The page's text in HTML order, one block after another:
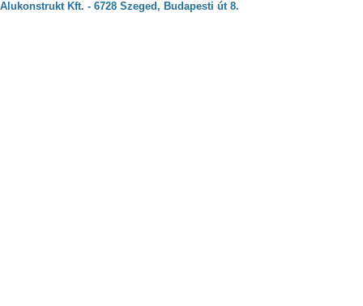
Alukonstrukt Kft. - 6728 Szeged, Budapesti út 8.